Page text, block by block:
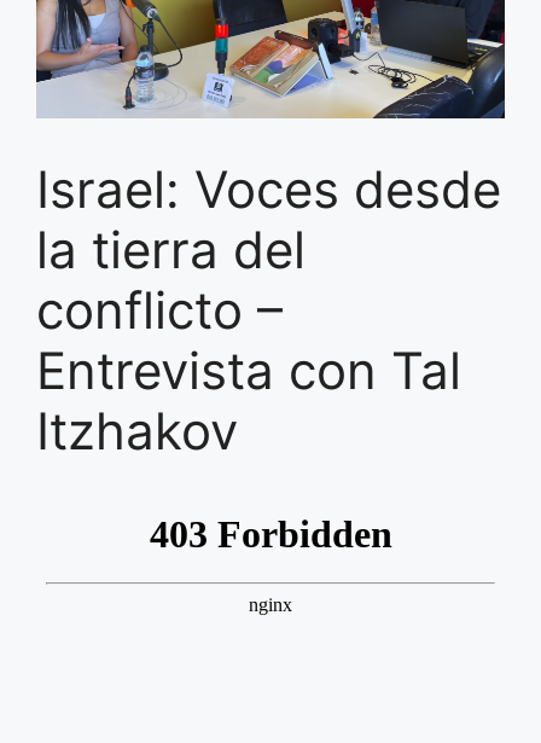
Israel: Voces desde
la tierra del
conflicto –
Entrevista con Tal
Itzhakov